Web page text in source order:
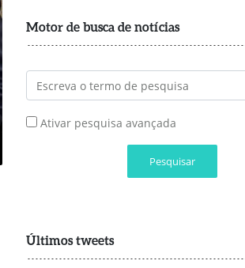
Motor de busca de notícias
Ativar pesquisa avançada
Pesquisar
Últimos tweets